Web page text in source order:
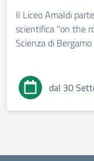
Il Liceo Amaldi
scientifica "on the
Scienza di Bergamo
dal 30